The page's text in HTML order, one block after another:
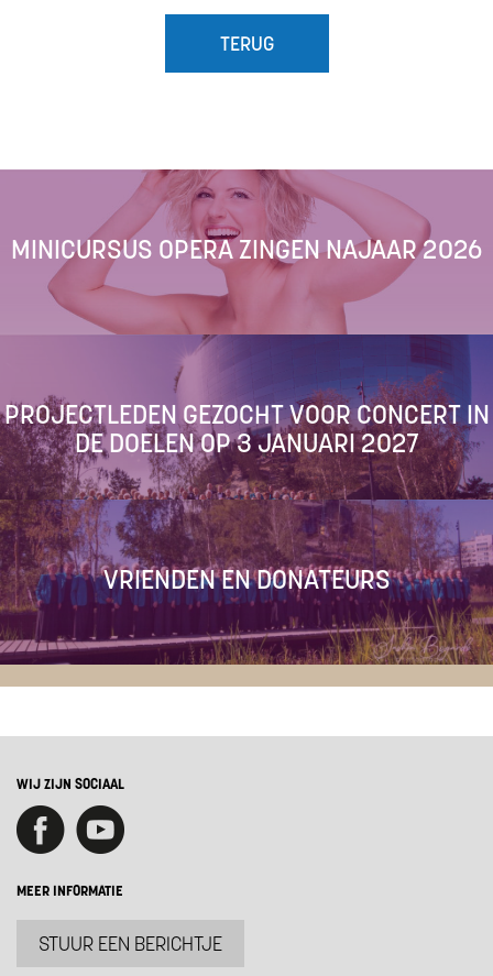
TERUG
MINICURSUS OPERA ZINGEN NAJAAR 2026
PROJECTLEDEN GEZOCHT VOOR CONCERT IN
DE DOELEN OP 3 JANUARI 2027
VRIENDEN EN DONATEURS
WIJ ZIJN SOCIAAL
MEER INFORMATIE
STUUR EEN BERICHTJE